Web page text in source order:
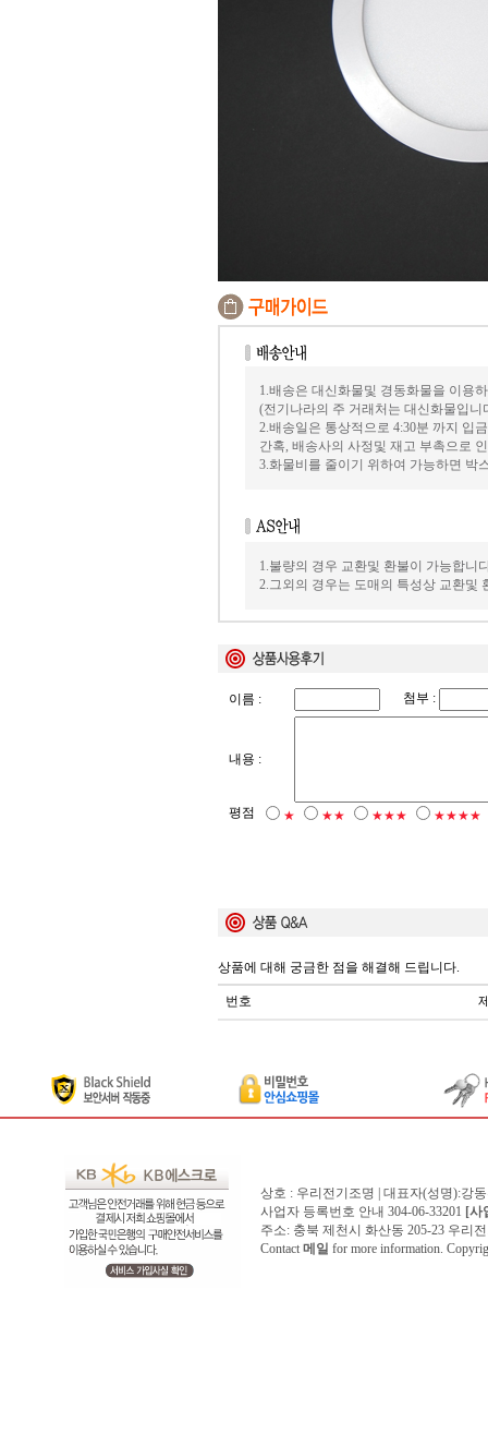
1.배송은 대신화물및 경동화물을 이용
(전기나라의 주 거래처는 대신화물입니
2.배송일은 통상적으로 4:30분 까지 입
간혹, 배송사의 사정및 재고 부촉으로
3.화물비를 줄이기 위하여 가능하면 박
1.불량의 경우 교환및 환불이 가능합니
2.그외의 경우는 도매의 특성상 교환및
이름 : 첨부 :
내용 :
평점 ★ ★★ ★★★ ★★★★
상품에 대해 궁금한 점을 해결해 드립니다.
번호
상호 : 우리전기조명 | 대표자(성명):강
사업자 등록번호 안내 304-06-33201 [사
주소: 충북 제천시 화산동 205-23 우리
Contact 메일 for more information.